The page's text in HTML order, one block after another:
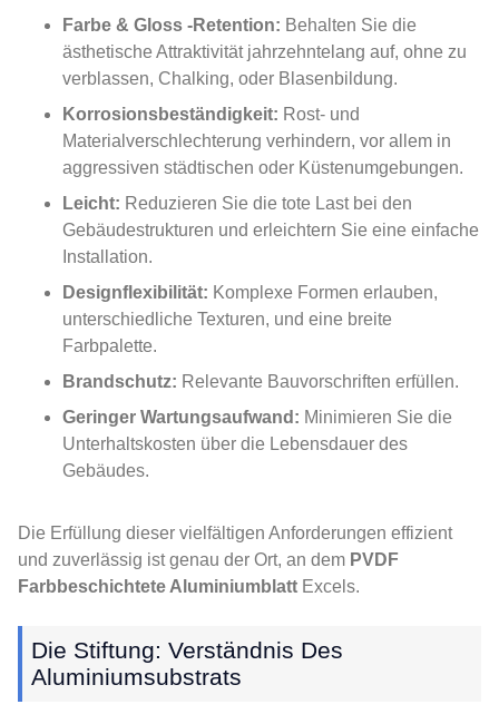
Farbe & Gloss -Retention: Behalten Sie die
ästhetische Attraktivität jahrzehntelang auf, ohne zu
verblassen, Chalking, oder Blasenbildung.
Korrosionsbeständigkeit: Rost- und
Materialverschlechterung verhindern, vor allem in
aggressiven städtischen oder Küstenumgebungen.
Leicht: Reduzieren Sie die tote Last bei den
Gebäudestrukturen und erleichtern Sie eine einfache
Installation.
Designflexibilität: Komplexe Formen erlauben,
unterschiedliche Texturen, und eine breite
Farbpalette.
Brandschutz: Relevante Bauvorschriften erfüllen.
Geringer Wartungsaufwand: Minimieren Sie die
Unterhaltskosten über die Lebensdauer des
Gebäudes.
Die Erfüllung dieser vielfältigen Anforderungen effizient
und zuverlässig ist genau der Ort, an dem PVDF
Farbbeschichtete Aluminiumblatt Excels.
Die Stiftung: Verständnis Des
Aluminiumsubstrats